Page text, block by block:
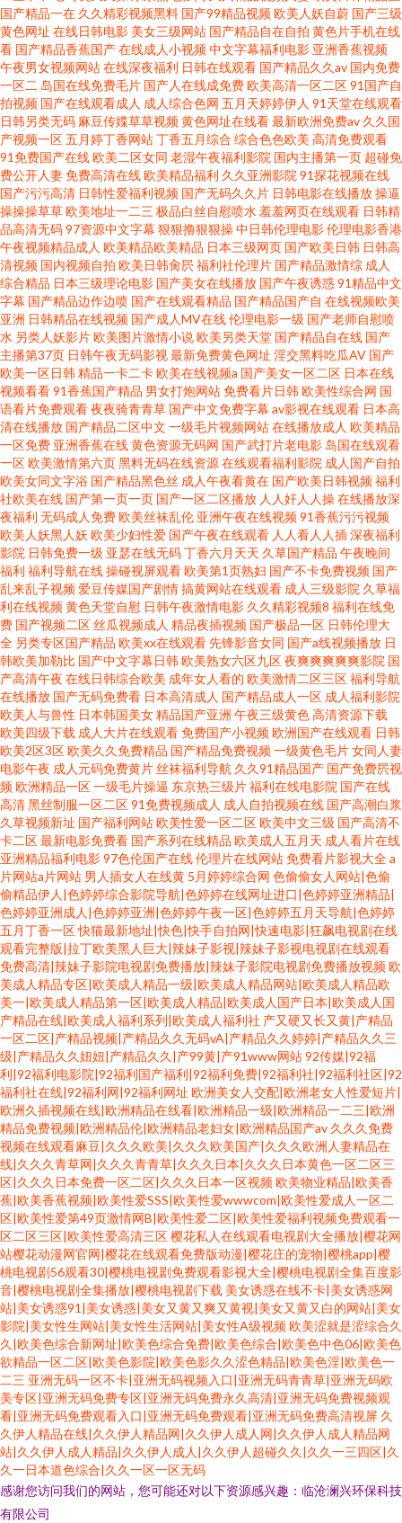
国产精品一在 久久精彩视频黑料 国产99精品视频欧美人妖自蔚 国产三级
黄色网址 在线日韩电影 美女三级网站 国产精品自在自拍 黄色片手机在线
看 国产精品香蕉国产在线成人小视频中文字幕福利电影 亚洲香蕉视频
午夜男女视频网站在线深夜福利 日韩在线观看 国产精品久久av 国内免费
一区二 岛国在线免费毛片 国产人在线成免费欧美高清一区二区91国产自
拍视频 国产在线观看成人 成人综合色网 五月天婷婷伊人 91天堂在线观看
日韩另类无码 麻豆传媟草草视频黄色网址在线看最新欧洲免费av 久久国
产视频一区五月婷丁香网站丁香五月综合 综合色色欧美 高清免费观看
91免费国产在线欧美二区女同 老湿午夜福利影院 国内主播第一页 超碰免
费公开人妻免费高清在线欧美精品福利 久久亚洲影院 91探花视频在线
国产污污高清 日韩性爱福利视频 国产无码久久片 日韩电影在线播放操逼
操操操草草欧美地址一二三 极品白丝自慰喷水 羞羞网页在线观看 日韩精
品高清无码97资源中文字幕 狠狠撸狠狠操中日韩伦理电影伦理电影香港
午夜视频精品成人 欧美精品欧美精品 日本三级网页 国产欧美日韩 日韩高
清视频 国内视频自拍 欧美日韩肏屄 福利社伦理片 国产精品激情综 成人
综合精品 日本三级理论电影 国产美女在线播放 国产午夜诱惑91精品中文
字幕 国产精品边作边喷 国产在线观看精品 国产精品国产自 在线视频欧美
亚洲 日韩精品在线视频 国产成人MV在线伦理电影一级 国产老师自慰喷
水 另类人妖影片欧美图片激情小说欧美另类天堂 国产精品自在线 国产
主播第37页 日韩午夜无码影视最新免费黄色网址 淫交黑料吃瓜AV 国产
欧美一区日韩精品一卡二卡欧美在线视频a 国产美女一区二区 日本在线
视频看看91香蕉国产精品 男女打炮网站免费看片日韩欧美性综合网 国
语看片免费观看夜夜骑青青草 国产中文免费字幕 av影视在线观看 日本高
清在线播放 国产精品二区中文 一级毛片视频网站在线播放成人 欧美精品
一区免费 亚洲香蕉在线黄色资源无码网 国产武打片老电影 岛国在线观看
一区欧美激情第六页黑料无码在线资源在线观看福利影院 成人国产自拍
欧美女同文字浴 国产精品黑色丝 成人午夜看黄在 国产欧美日韩视频福利
社欧美在线 国产第一页一页 国产一区二区播放 人人奸人人操在线播放深
夜福利 无码成人免费欧美丝袜乱伦 亚洲午夜在线视频91香蕉污污视频
欧美人妖黑人妖 欧美少妇性爱 国产午夜在线观看 人人看人人插深夜福利
影院 日韩免费一级 亚瑟在线无码丁香六月天天 久草国产精品 午夜晚间
福利 福利导航在线操碰视屏观看欧美第1页熟妇 国产不卡免费视频 国产
乱来乱子视频爱豆传媒国产剧情搞黄网站在线观看 成人三级影院 久草福
利在线视频黄色天堂自慰 日韩午夜激情电影 久久精彩视频8 福利在线免
费 国产视频二区丝瓜视频成人 精品夜插视频 国产极品一区 日韩伦理大
全 另类专区国产精品 欧美xx在线观看先锋影音女同 国产a线视频播放 日
韩欧美加勒比 国产中文字幕日韩欧美熟女六区九区夜爽爽爽爽爽影院 国
产高清午夜 在线日韩综合欧美 成年女人看的 欧美激情二区三区福利导航
在线播放 国产无码免费看 日本高清成人 国产精品成人一区 成人福利影院
欧美人与兽性 日本韩国美女精品国产亚洲 午夜三级黄色高清资源下载
欧美四级下载 成人大片在线观看免费国产小视频欧洲国产在线观看 日韩
欧美2区3区欧美久久免费精品 国产精品免费视频一级黄色毛片女同人妻
电影午夜 成人元码免费黄片丝袜福利导航 久久91精品国产 国产免费屄视
频欧洲精品一区一级毛片操逼 东京热三级片福利在线电影院 国产在线
高清黑丝制服一区二区91免费视频成人 成人自拍视频在线 国产高潮白浆
久草视频新址 国产福利网站欧美性爱一区二区欧美中文三级 国产高清不
卡二区最新电影免费看 国产系列在线精品 欧美成人五月天 成人看片在线
亚洲精品福利电影97色伦国产在线伦理片在线网站免费看片影视大全a
片网站a片网站 男人插女人在线黄 5月婷婷综合网 色偷偷女人网站|色偷
偷精品伊人|色婷婷综合影院导航|色婷婷在线网址进口|色婷婷亚洲精品|
色婷婷亚洲成人|色婷婷亚洲|色婷婷午夜一区|色婷婷五月天导航|色婷婷
五月丁香一区快猫最新地址|快色|快手自拍网|快速电影|狂飙电视剧在线
观看完整版|拉丁欧美黑人巨大|辣妹子影视|辣妹子影视电视剧在线观看
免费高清|辣妹子影院电视剧免费播放|辣妹子影院电视剧免费播放视频欧
美成人精品专区|欧美成人精品一级|欧美成人精品网站|欧美成人精品欧
美一|欧美成人精品第一区|欧美成人精品|欧美成人国产日本|欧美成人国
产精品在线|欧美成人福利系列|欧美成人福利社 产又硬又长又黄|产精品
一区二区|产精品视频|产精品久久无码vA|产精品久久婷婷|产精品久久三
级|产精品久久妞妞|产精品久久|产99黄|产91www网站92传媒|92福
利|92福利电影院|92福利国产福利|92福利免费|92福利社|92福利社区|92
福利社在线|92福利网|92福利网址 欧洲美女人交配|欧洲老女人性爱短片|
欧洲久插视频在线|欧洲精品在线看|欧洲精品一级|欧洲精品一二三|欧洲
精品免费视频|欧洲精品伦|欧洲精品老妇女|欧洲精品国产av 久久久免费
视频在线观看麻豆|久久久欧美|久久久欧美国产|久久久欧洲人妻精品在
线|久久久青草网|久久久青青草|久久久日本|久久久日本黄色一区二区三
区|久久久日本免费一区二区|久久久日本一区视频欧美物业精品|欧美香
蕉|欧美香蕉视频|欧美性爱SSS|欧美性爱wwwcom|欧美性爱成人一区二
区|欧美性爱第49页激情网B|欧美性爱二区|欧美性爱福利视频免费观看一
区二区三区|欧美性爱高清三区樱花私人在线观看电视剧大全播放|樱花网
站樱花动漫网官网|樱花在线观看免费版动漫|樱花庄的宠物|樱桃app|樱
桃电视剧56观看30|樱桃电视剧免费观看影视大全|樱桃电视剧全集百度影
音|樱桃电视剧全集播放|樱桃电视剧下载 美女诱惑在线不卡|美女诱惑网
站|美女诱惑91|美女诱惑|美女又黄又爽又黄视|美女又黄又白的网站|美女
影院|美女性生网站|美女性生活网站|美女性A级视频欧美涩就是涩综合久
久|欧美色综合新网址|欧美色综合免费|欧美色综合|欧美色中色06|欧美色
欲精品一区二区|欧美色影院|欧美色影久久涩色精品|欧美色淫|欧美色一
二三 亚洲无码一区不卡|亚洲无码视频入口|亚洲无码青青草|亚洲无码欧
美专区|亚洲无码免费专区|亚洲无码免费永久高清|亚洲无码免费视频观
看|亚洲无码免费观看入口|亚洲无码免费观看|亚洲无码免费高清视屏 久
久伊人精品在线|久久伊人精品网|久久伊人成人网|久久伊人成人精品网
站|久久伊人成人精品|久久伊人成人|久久伊人超碰久久|久久一三四区|久
久一日本道色综合|久久一区一区无码
感谢您访问我们的网站，您可能还对以下资源感兴趣：临沧澜兴环保科技
有限公司